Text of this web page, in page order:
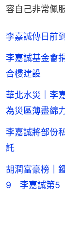
容自己非常佩
李嘉誠傳日前
李嘉誠基金會
合樓建設
華北水災｜李
為災區薄盡綿
李嘉誠將部份
託
胡潤富豪榜｜
9 李嘉誠第5